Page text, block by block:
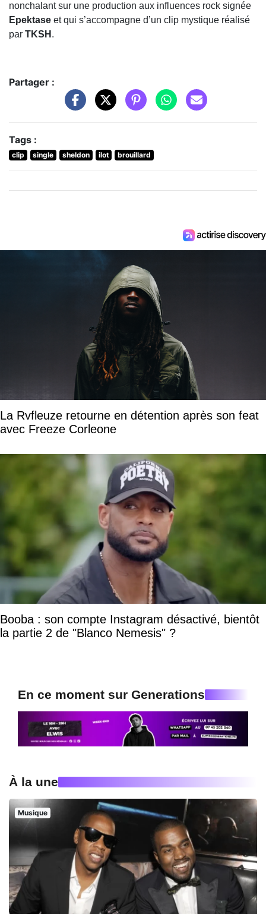
nonchalant sur une production aux influences rock signée
Epektase et qui s’accompagne d’un clip mystique réalisé
par TKSH .
Partager :
Tags :
clip single sheldon ilot brouillard
La Rvfleuze retourne en détention après son feat
avec Freeze Corleone
Booba : son compte Instagram désactivé, bientôt
la partie 2 de "Blanco Nemesis" ?
En ce moment sur Generations
À la une
Musique